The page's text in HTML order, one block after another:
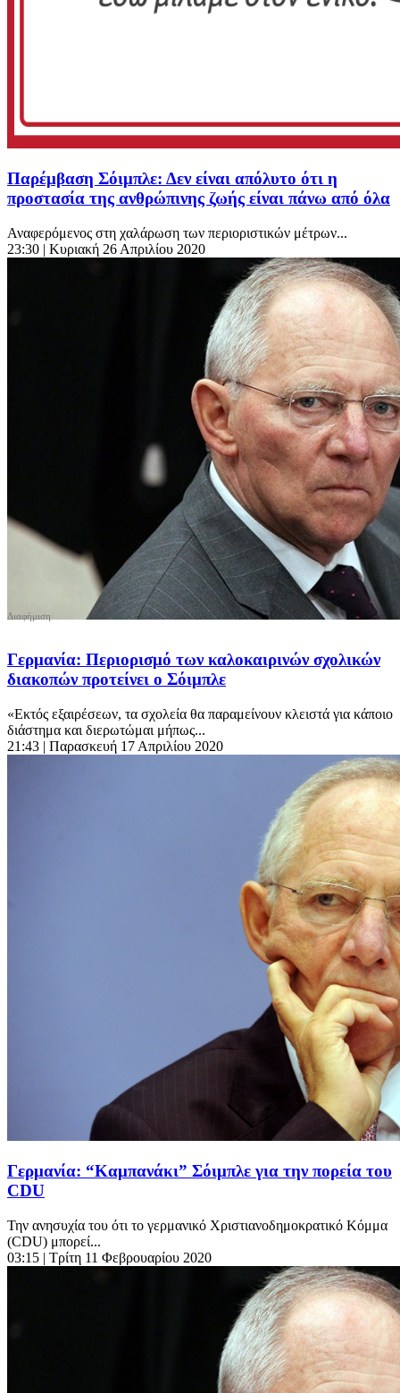
Παρέμβαση Σόιμπλε: Δεν είναι απόλυτο ότι η
προστασία της ανθρώπινης ζωής είναι πάνω από όλα
Αναφερόμενος στη χαλάρωση των περιοριστικών μέτρων...
23:30 | Κυριακή 26 Απριλίου 2020
Γερμανία: Περιορισμό των καλοκαιρινών σχολικών
διακοπών προτείνει ο Σόιμπλε
«Εκτός εξαιρέσεων, τα σχολεία θα παραμείνουν κλειστά για κάποιο
διάστημα και διερωτώμαι μήπως...
21:43 | Παρασκευή 17 Απριλίου 2020
Γερμανία: “Καμπανάκι” Σόιμπλε για την πορεία του
CDU
Την ανησυχία του ότι το γερμανικό Χριστιανοδημοκρατικό Κόμμα
(CDU) μπορεί...
03:15 | Τρίτη 11 Φεβρουαρίου 2020